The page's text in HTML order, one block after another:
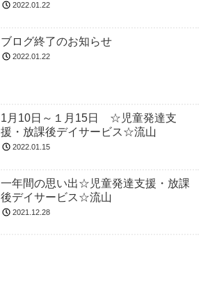
2022.01.22
ブログ終了のお知らせ
2022.01.22
1月10日～１月15日 ☆児童発達支
援・放課後デイサービス☆流山
2022.01.15
一年間の思い出☆児童発達支援・放課
後デイサービス☆流山
2021.12.28